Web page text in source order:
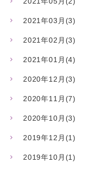
2021年03月(3)
2021年02月(3)
2021年01月(4)
2020年12月(3)
2020年11月(7)
2020年10月(3)
2019年12月(1)
2019年10月(1)